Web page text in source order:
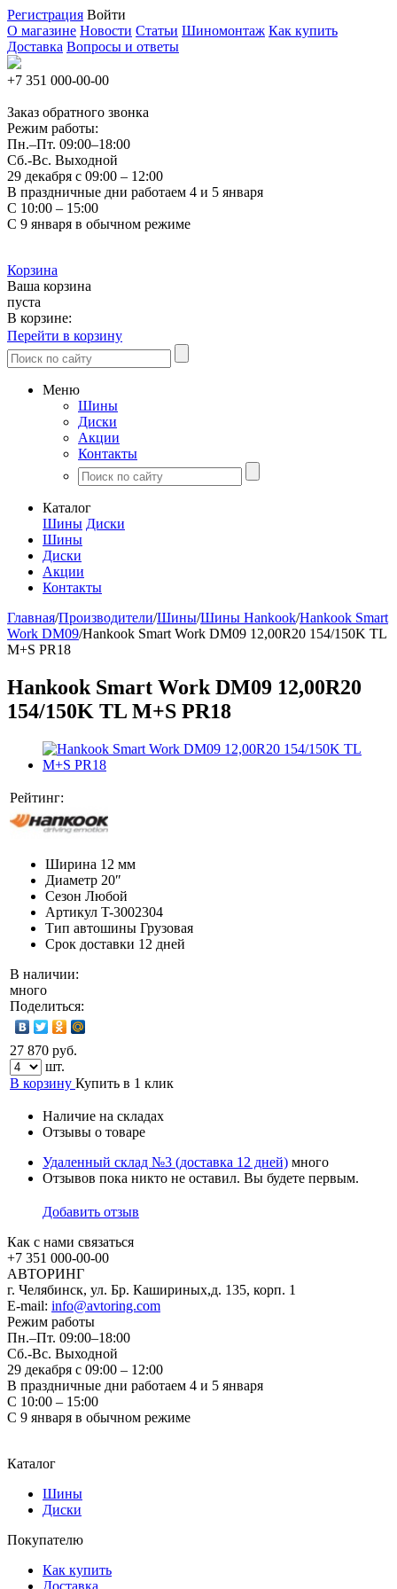
Регистрация Войти
О магазине Новости Статьи Шиномонтаж Как купить
Доставка Вопросы и ответы
+7 351 000-00-00
Заказ обратного звонка
Режим работы:
Пн.–Пт. 09:00–18:00
Сб.-Вс. Выходной
29 декабря с 09:00 – 12:00
В праздничные дни работаем 4 и 5 января
С 10:00 – 15:00
С 9 января в обычном режиме
Корзина
Ваша корзина
пуста
В корзине:
Перейти в корзину
Меню
Шины
Диски
Акции
Контакты
Каталог
Шины Диски
Шины
Диски
Акции
Контакты
Главная/Производители/Шины/Шины Hankook/Hankook Smart
Work DM09/Hankook Smart Work DM09 12,00R20 154/150K TL
M+S PR18
Hankook Smart Work DM09 12,00R20
154/150K TL M+S PR18
Рейтинг:
Ширина 12 мм
Диаметр 20″
Сезон Любой
Артикул T-3002304
Тип автошины Грузовая
Срок доставки 12 дней
В наличии:
много
Поделиться:
27 870 руб.
шт.
В корзину Купить в 1 клик
Наличие на складах
Отзывы о товаре
Удаленный склад №3 (доставка 12 дней) много
Отзывов пока никто не оставил. Вы будете первым.
Добавить отзыв
Как с нами связаться
+7 351 000-00-00
АВТОРИНГ
г. Челябинск, ул. Бр. Кашириных,д. 135, корп. 1
E-mail: info@avtoring.com
Режим работы
Пн.–Пт. 09:00–18:00
Сб.-Вс. Выходной
29 декабря с 09:00 – 12:00
В праздничные дни работаем 4 и 5 января
С 10:00 – 15:00
С 9 января в обычном режиме
Каталог
Шины
Диски
Покупателю
Как купить
Доставка